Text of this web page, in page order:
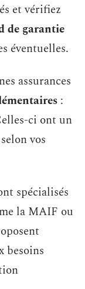
et vérifiez
de garantie
éventuelles.
assurances
:
ci ont un
vos
spécialisés
la MAIF ou
besoins